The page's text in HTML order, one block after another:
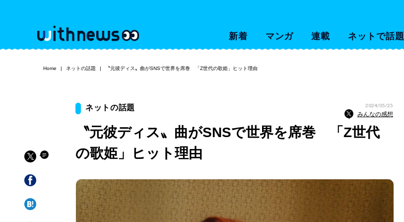
新着 マンガ 連載 ネットで話題
Home ネットの話題 〝元彼ディス〟曲がSNSで世界を席巻 「Z世代の歌姫」ヒット理由
ネットの話題 2024/05/25
みんなの感想
〝元彼ディス〟曲がSNSで世界を席巻 「Z世代
の歌姫」ヒット理由